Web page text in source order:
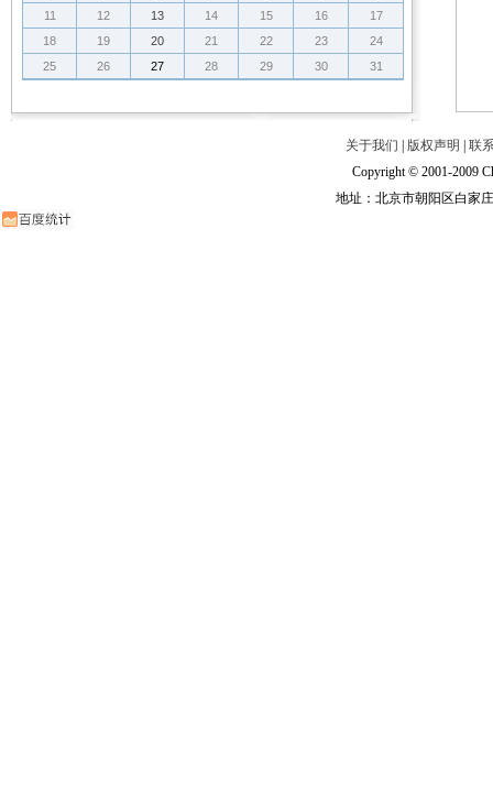
11
12 13 14 15 16
17
18
19 20 21 22 23
24
25
26 27 28 29 30 31
关于我们 版权声明
联
Copyright © 2001-2009
地址：北京市朝阳区白家